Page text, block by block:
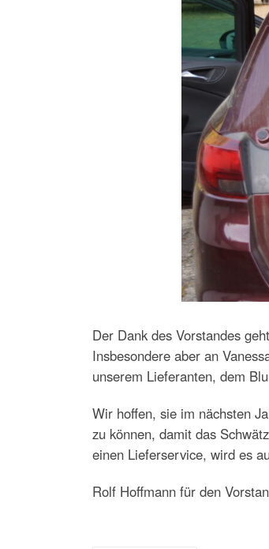
Der Dank des Vorstandes
Insbesondere aber an
unserem Lieferanten, dem
Wir hoffen, sie im nächsten
zu können, damit das
einen Lieferservice, wird es
Rolf Hoffmann für den